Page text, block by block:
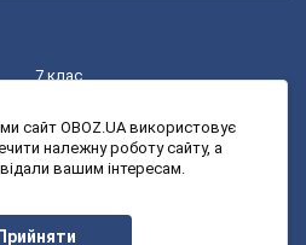
7 клас
9 клас
сайт OBOZ.UA використовує
належну роботу сайту, а
вашим інтересам.
Прийняти